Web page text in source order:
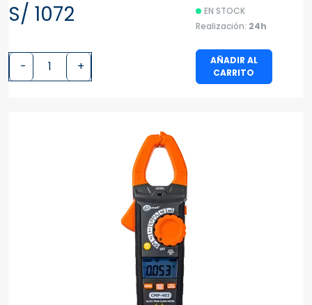
S/ 1072
- +
EN STOCK
Realización: 24h
AÑADIR AL
CARRITO